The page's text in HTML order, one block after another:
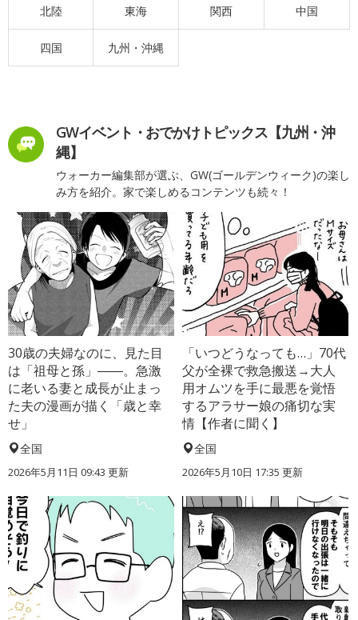
北陸 東海 関西 中国
四国 九州・沖縄
GWイベント・おでかけトピックス【九州・沖
縄】
ウォーカー編集部が選ぶ、GW(ゴールデンウィーク)の楽し
み方を紹介。家で楽しめるコンテンツも続々！
30歳の夫婦なのに、見た目
は「祖母と孫」――。急激
に老いる妻と成長が止まっ
た夫の漫画が描く「歳と幸
せ」
全国
2026年5月11日 09:43 更新
「いつどうなっても…」70代
父が全裸で救急搬送→大人
用オムツを手に最悪を覚悟
するアラサー娘の痛切な実
情【作者に聞く】
全国
2026年5月10日 17:35 更新